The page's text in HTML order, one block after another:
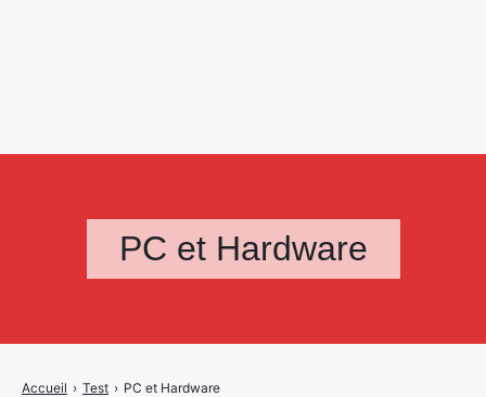
PC et Hardware
Accueil › Test › PC et Hardware